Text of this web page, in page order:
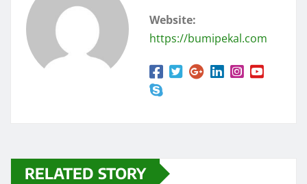
Website:
https://bumipekal.com
RELATED STORY